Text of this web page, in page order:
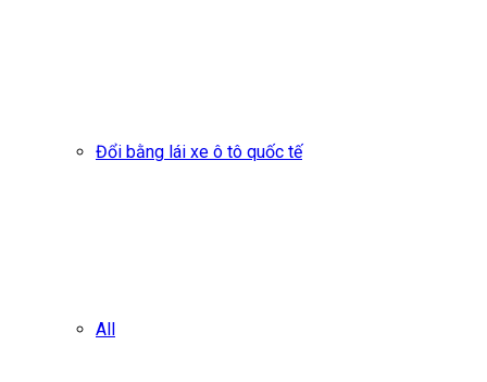
Đổi bằng lái xe ô tô quốc tế
All